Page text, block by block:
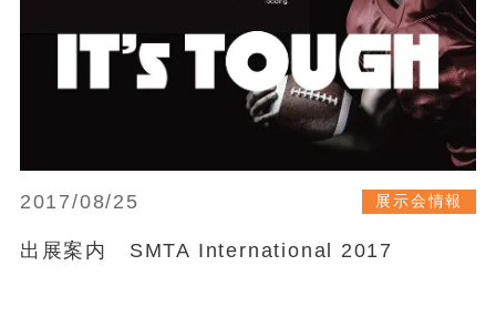
2017/08/25 展示会情報
出展案内 SMTA International 2017